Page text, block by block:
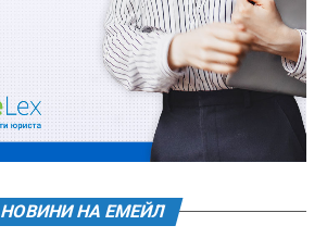
якої визнані державою?
складовими порушеної проблеми,
питання:
то чи може вона
третіх осіб щодо такого
будуть малоперспективними у
НОВИНИ НА ЕМЕЙЛ